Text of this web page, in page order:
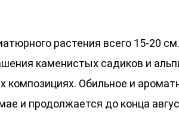
растения всего 15-20
каменистых садиков и
композициях. Обильное и
и продолжается до конца